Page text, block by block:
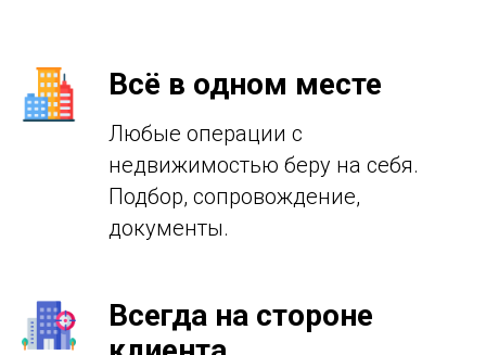
Всё в одном месте
Любые операции с
недвижимостью беру на себя.
Подбор, сопровождение,
документы.
Всегда на стороне